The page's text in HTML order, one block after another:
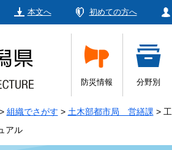
本文へ 初めての方へ
防災情報 分野別
> 組織でさがす > 土木部都市局 営繕課 >
アル